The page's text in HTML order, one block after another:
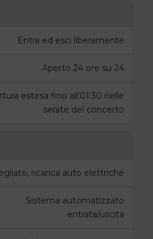
Entra ed esci liberamente
Aperto 24 ore su 24
estesa fino all’01:30 nelle
serate del concerto
ricarica auto elettriche
Sistema automatizzato
entrata/uscita